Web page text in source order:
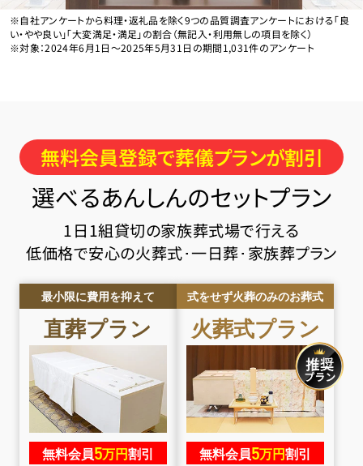
※自社アンケートから料理・返礼品を除く9つの品質調査アンケートにおける「良
い・やや良い」「大変満足・満足」の割合（無記入・利用無しの項目を除く）
※対象：2024年6月1日〜2025年5月31日の期間1,031件のアンケート
無料会員登録で葬儀プランが割引
選べるあんしんのセットプラン
1日1組貸切の家族葬式場で行える
低価格で安心の火葬式･一日葬･家族葬プラン
最小限に費用を抑えて
直葬プラン
無料会員5万円割引
式をせず火葬のみのお葬式
火葬式プラン
無料会員5万円割引